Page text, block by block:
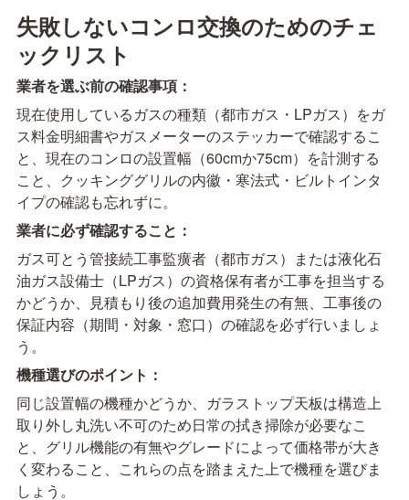
失敗しないコンロ交換のためのチェ
ックリスト
業者を選ぶ前の確認事項：
現在使用しているガスの種類（都市ガス・LPガス）をガ
ス料金明細書やガスメーターのステッカーで確認するこ
と、現在のコンロの設置幅（60cmか75cm）を計測する
こと、クッキンググリルの内徽・寒法式・ビルトインタ
イプの確認も忘れずに。
業者に必ず確認すること：
ガス可とう管接続工事監癀者（都市ガス）または液化石
油ガス設備士（LPガス）の資格保有者が工事を担当する
かどうか、見積もり後の追加費用発生の有無、工事後の
保証内容（期間・対象・窓口）の確認を必ず行いましょ
う。
機種選びのポイント：
同じ設置幅の機種かどうか、ガラストップ天板は構造上
取り外し丸洗い不可のため日常の拭き掃除が必要なこ
と、グリル機能の有無やグレードによって価格帯が大き
く変わること、これらの点を踏まえた上で機種を選びま
しょう。